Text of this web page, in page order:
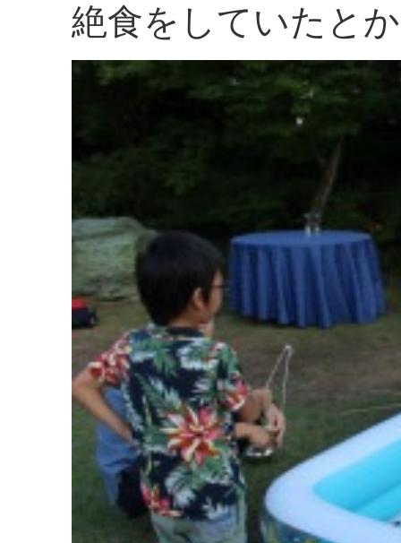
絶食をしていたと